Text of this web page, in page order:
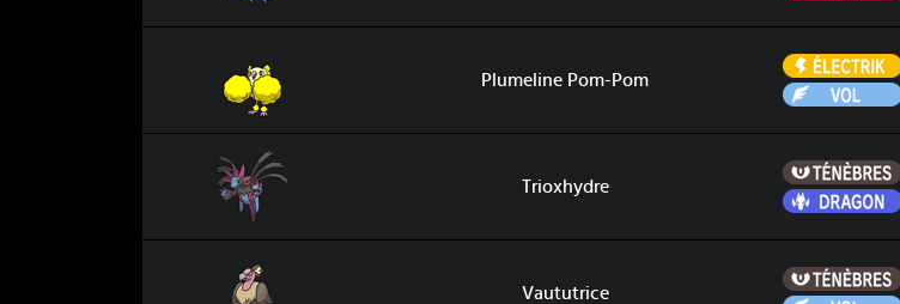
Plumeline Pom-Pom
Trioxhydre
Vaututrice